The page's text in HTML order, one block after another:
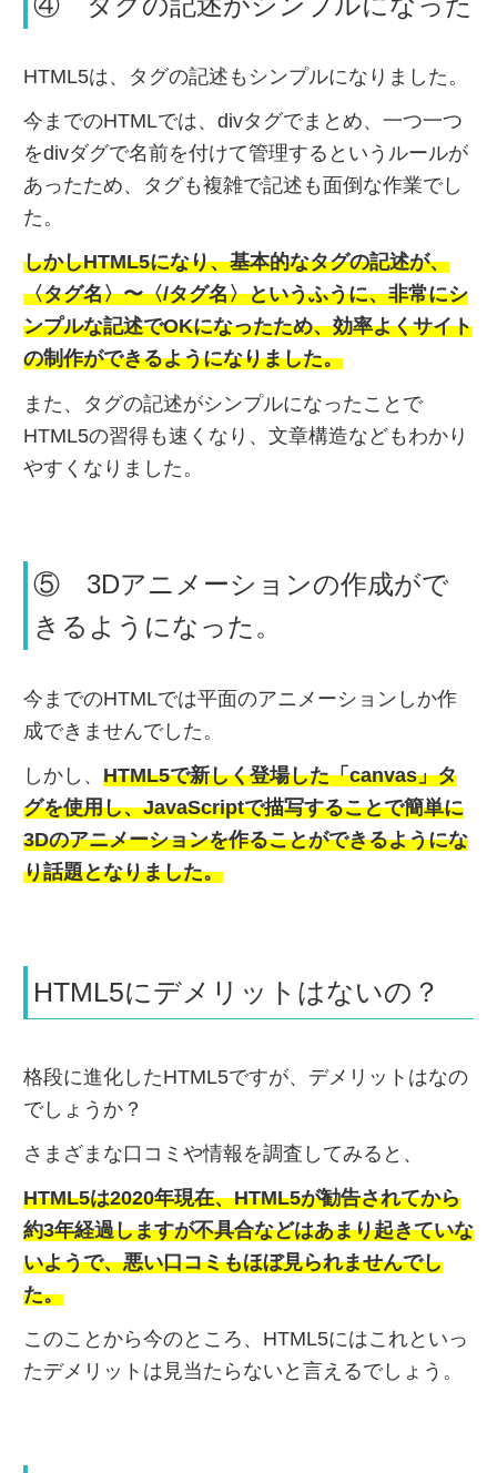
HTML5は、タグの記述もシンプルになりました。
今までのHTMLでは、divタグでまとめ、一つ一つ
をdivダグで名前を付けて管理するというルールが
あったため、タグも複雑で記述も面倒な作業でし
た。
しかしHTML5になり、基本的なタグの記述が、
〈タグ名〉〜〈/タグ名〉というふうに、非常にシ
ンプルな記述でOKになったため、効率よくサイト
の制作ができるようになりました。
また、タグの記述がシンプルになったことで
HTML5の習得も速くなり、文章構造などもわかり
やすくなりました。
⑤ 3Dアニメーションの作成がで
きるようになった。
今までのHTMLでは平面のアニメーションしか作
成できませんでした。
しかし、 HTML5で新しく登場した「canvas」タ
グを使用し、JavaScriptで描写することで簡単に
3Dのアニメーションを作ることができるようにな
り話題となりました。
HTML5にデメリットはないの？
格段に進化したHTML5ですが、デメリットはなの
でしょうか？
さまざまな口コミや情報を調査してみると、
HTML5は2020年現在、HTML5が勧告されてから
約3年経過しますが不具合などはあまり起きていな
いようで、悪い口コミもほぼ見られませんでし
た。
このことから今のところ、HTML5にはこれといっ
たデメリットは見当たらないと言えるでしょう。